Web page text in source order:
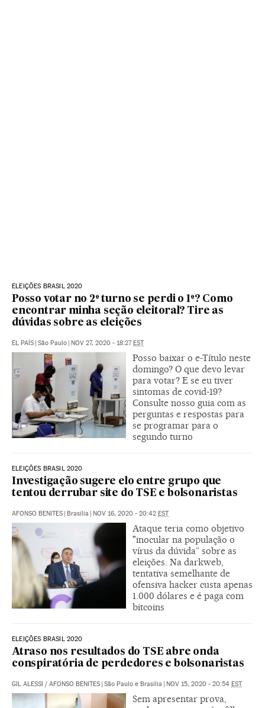
ELEIÇÕES BRASIL 2020
Posso votar no 2º turno se perdi o 1º? Como
encontrar minha seção eleitoral? Tire as
dúvidas sobre as eleições
EL PAÍS | São Paulo | NOV 27, 2020 - 18:27EST
Posso baixar o e-Título neste
domingo? O que devo levar
para votar? E se eu tiver
sintomas de covid-19?
Consulte nosso guia com as
perguntas e respostas para
se programar para o
segundo turno
ELEIÇÕES BRASIL 2020
Investigação sugere elo entre grupo que
tentou derrubar site do TSE e bolsonaristas
AFONSO BENITES | Brasília | NOV 16, 2020 - 20:42 EST
Ataque teria como objetivo
"inocular na população o
vírus da dúvida” sobre as
eleições. Na darkweb,
tentativa semelhante de
ofensiva hacker custa apenas
1.000 dólares e é paga com
bitcoins
ELEIÇÕES BRASIL 2020
Atraso nos resultados do TSE abre onda
conspiratória de perdedores e bolsonaristas
GIL ALESSI / AFONSO BENITES | São Paulo e Brasília | NOV 15, 2020 - 20:54 EST
Sem apresentar prova,